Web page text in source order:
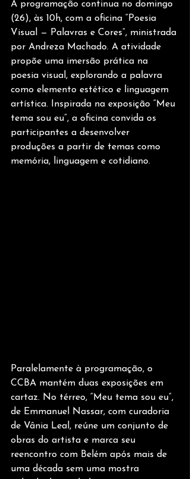
A programação continua no domingo
(26), às 10h, com a oficina “Poesia
Visual — Palavras e Cores”, ministrada
por Andreza Machado. A atividade
propõe uma imersão prática na
poesia visual, explorando a palavra
como elemento estético e linguagem
artística. Inspirada na exposição “Meu
tema sou eu”, a oficina convida os
participantes a desenvolver
produções a partir de temas como
memória, linguagem e cotidiano.
Paralelamente à programação, o
CCBA mantém duas exposições em
cartaz. No térreo, “Meu tema sou eu”,
de Emmanuel Nassar, com curadoria
de Vânia Leal, reúne um conjunto de
obras do artista e marca seu
reencontro com Belém após mais de
uma década sem uma mostra